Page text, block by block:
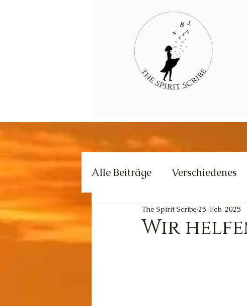
Alle Beiträge Verschiedenes
Kommunikation
Wir
The Spirit Scribe 25. Feb. 2025